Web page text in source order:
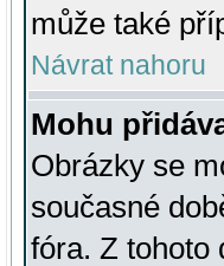
může také
Návrat nahoru
Mohu
Obrázky se
současné
fóra. Z tohoto